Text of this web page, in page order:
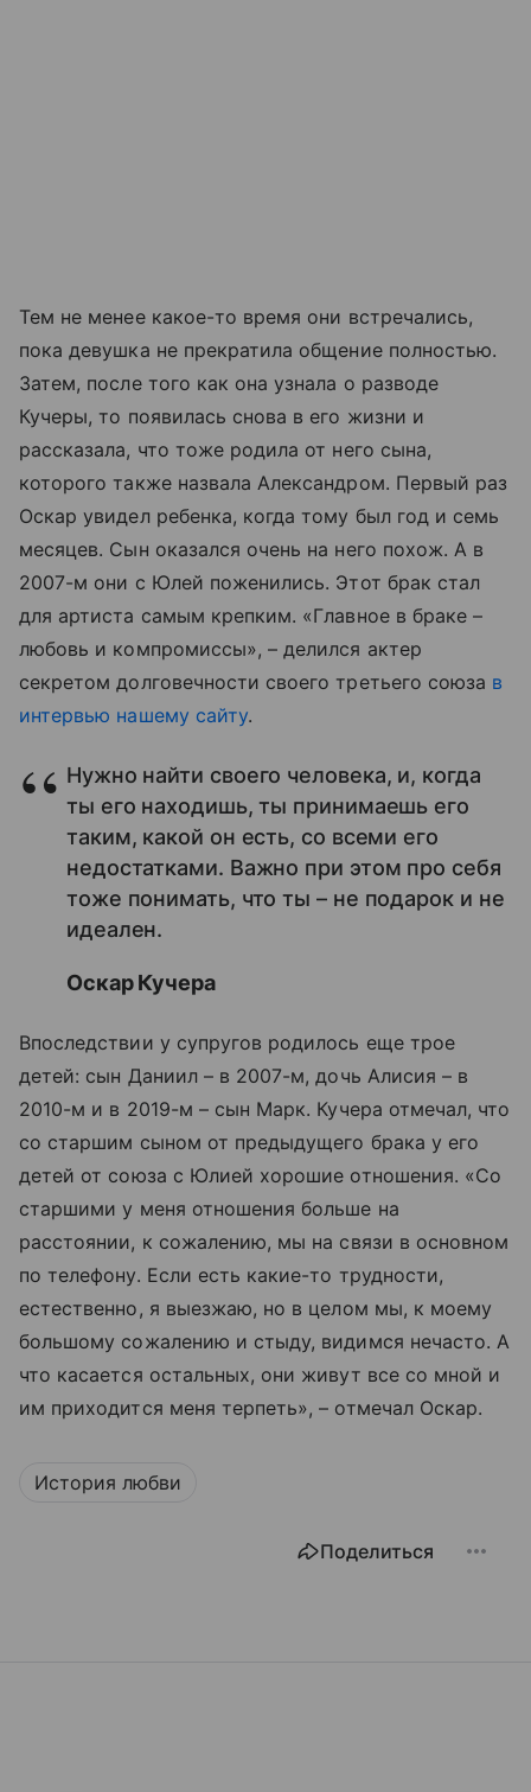
Тем не менее какое-то время они встречались,
пока девушка не прекратила общение полностью.
Затем, после того как она узнала о разводе
Кучеры, то появилась снова в его жизни и
рассказала, что тоже родила от него сына,
которого также назвала Александром. Первый раз
Оскар увидел ребенка, когда тому был год и семь
месяцев. Сын оказался очень на него похож. А в
2007-м они с Юлей поженились. Этот брак стал
для артиста самым крепким. «Главное в браке –
любовь и компромиссы», – делился актер
секретом долговечности своего третьего союза в
интервью нашему сайту.
Нужно найти своего человека, и, когда
ты его находишь, ты принимаешь его
таким, какой он есть, со всеми его
недостатками. Важно при этом про себя
тоже понимать, что ты – не подарок и не
идеален.
Оскар Кучера
Впоследствии у супругов родилось еще трое
детей: сын Даниил – в 2007-м, дочь Алисия – в
2010-м и в 2019-м – сын Марк. Кучера отмечал, что
со старшим сыном от предыдущего брака у его
детей от союза с Юлией хорошие отношения. «Со
старшими у меня отношения больше на
расстоянии, к сожалению, мы на связи в основном
по телефону. Если есть какие-то трудности,
естественно, я выезжаю, но в целом мы, к моему
большому сожалению и стыду, видимся нечасто. А
что касается остальных, они живут все со мной и
им приходится меня терпеть», – отмечал Оскар.
История любви
Поделиться